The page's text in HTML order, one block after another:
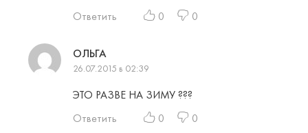
Ответить
0 0
ОЛЬГА
26.07.2015 в 02:39
ЭТО РАЗВЕ НА ЗИМУ ???
Ответить
0 0